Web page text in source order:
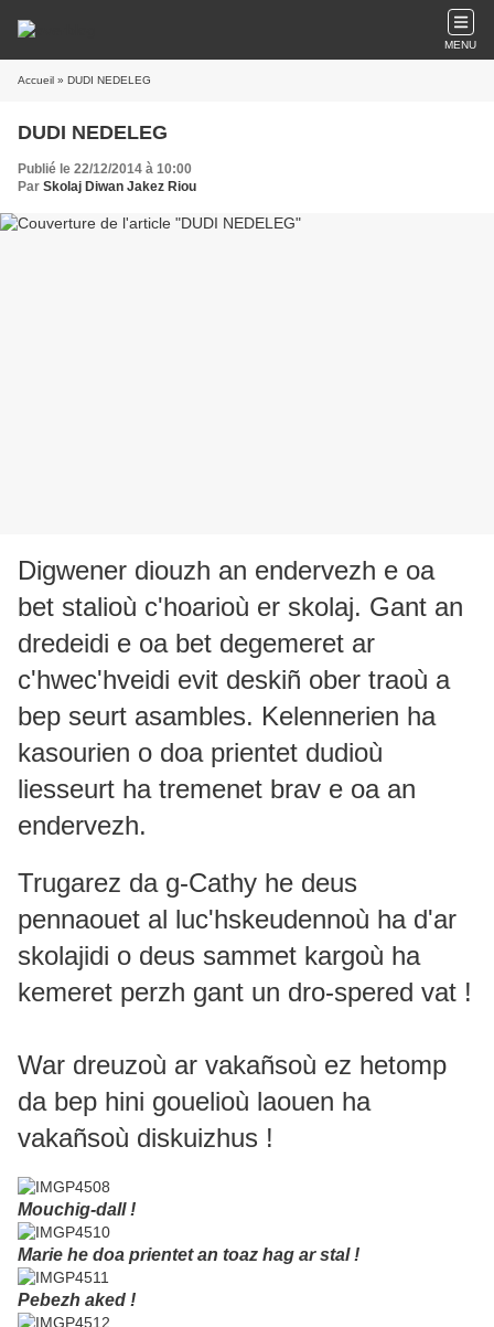
MENU
Accueil » DUDI NEDELEG
DUDI NEDELEG
Publié le 22/12/2014 à 10:00
Par Skolaj Diwan Jakez Riou
Digwener diouzh an endervezh e oa
bet stalioù c'hoarioù er skolaj. Gant an
dredeidi e oa bet degemeret ar
c'hwec'hveidi evit deskiñ ober traoù a
bep seurt asambles. Kelennerien ha
kasourien o doa prientet dudioù
liesseurt ha tremenet brav e oa an
endervezh.
Trugarez da g-Cathy he deus
pennaouet al luc'hskeudennoù ha d'ar
skolajidi o deus sammet kargoù ha
kemeret perzh gant un dro-spered vat !
War dreuzoù ar vakañsoù ez hetomp
da bep hini gouelioù laouen ha
vakañsoù diskuizhus !
Mouchig-dall !
Marie he doa prientet an toaz hag ar stal !
Pebezh aked !